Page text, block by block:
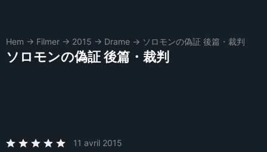
Hem → Filmer → 2015 → Drame → ソロモンの偽証 後篇・裁判
ソロモンの偽証 後篇・裁判
11 avril 2015